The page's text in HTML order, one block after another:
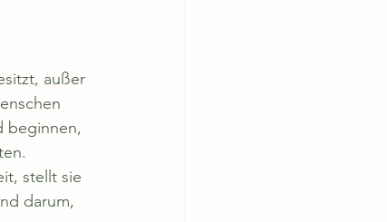
außer
beginnen,
stellt sie
darum,